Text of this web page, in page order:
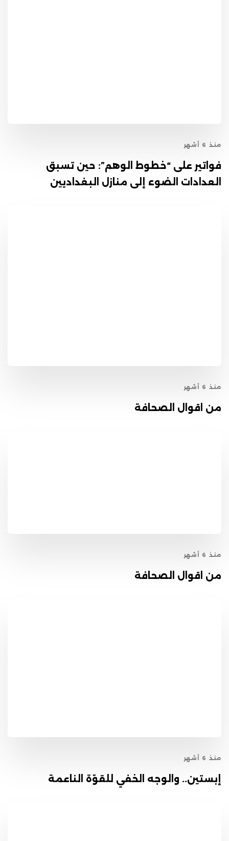
منذ 6 أشهر
فواتير على “خطوط الوهم”: حين تسبق
العدادات الضوء إلى منازل البغداديين
منذ 6 أشهر
من اقوال الصحافة
منذ 6 أشهر
من اقوال الصحافة
منذ 6 أشهر
إبستين.. والوجه الخفي للقوّة الناعمة